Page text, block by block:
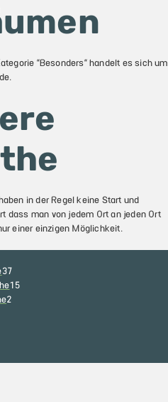
"Besonders" handelt es sich um
in der Regel keine Start und
dass man von jedem Ort an jeden Ort
einer einzigen Möglichkeit.
373
7
151
22